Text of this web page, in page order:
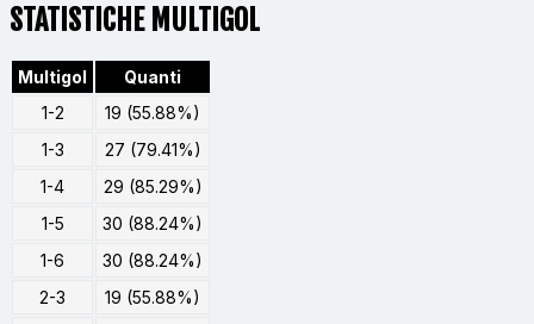
STATISTICHE MULTIGOL
Multigol
Quanti
1-2
19 (55.88%)
1-3
27 (79.41%)
1-4
29 (85.29%)
1-5
30 (88.24%)
1-6
30 (88.24%)
2-3
19 (55.88%)